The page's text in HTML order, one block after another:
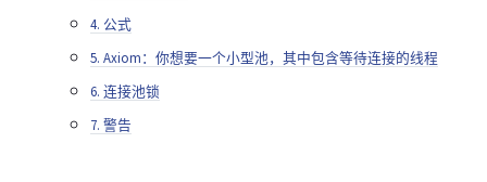
4. 公式
5. Axiom：你想要一个小型池，其中包含等待连接的线程
6. 连接池锁
7. 警告